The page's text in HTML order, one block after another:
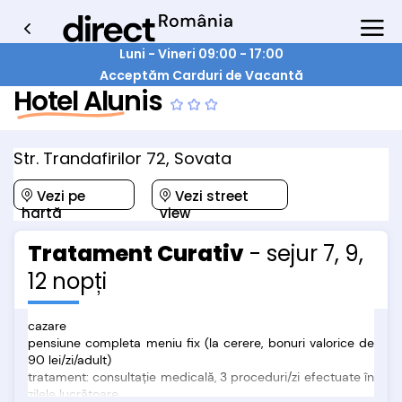
Luni - Vineri 09:00 - 17:00
Acceptăm Carduri de Vacantă
Hotel Alunis
Str. Trandafirilor 72, Sovata
Vezi pe
hartă
Vezi street
view
Tratament Curativ - sejur 7, 9,
12 nopți
cazare
pensiune completa meniu fix (la cerere, bonuri valorice de
90 lei/zi/adult)
tratament: consultaţie medicală, 3 proceduri/zi efectuate în
zilele lucrătoare